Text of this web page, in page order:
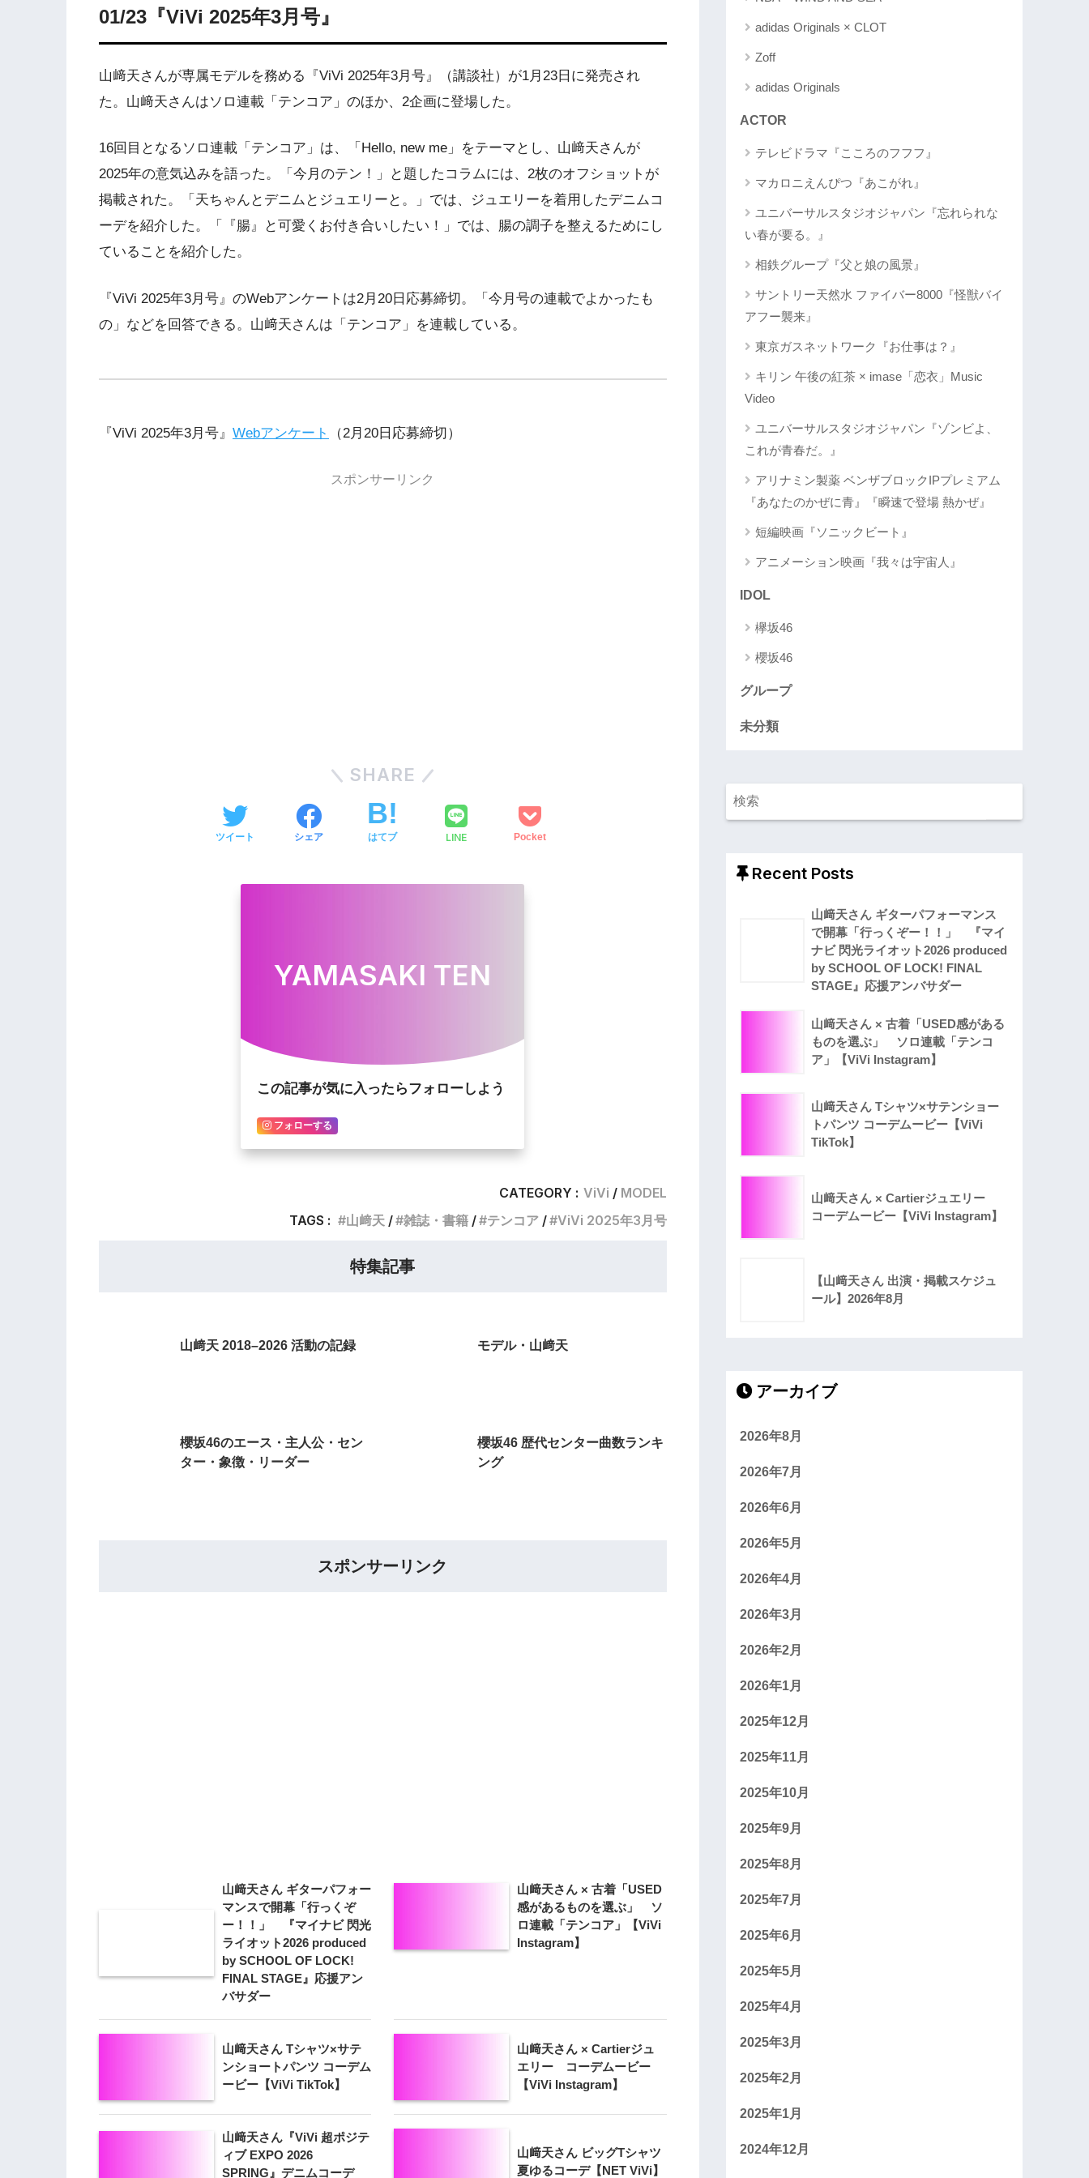
01/23『ViVi 2025年3月号』
山﨑天さんが専属モデルを務める『ViVi 2025年3月号』（講談社）が1月23日に発売され
た。山﨑天さんはソロ連載「テンコア」のほか、2企画に登場した。
16回目となるソロ連載「テンコア」は、「Hello, new me」をテーマとし、山﨑天さんが
2025年の意気込みを語った。「今月のテン！」と題したコラムには、2枚のオフショットが
掲載された。「天ちゃんとデニムとジュエリーと。」では、ジュエリーを着用したデニムコ
ーデを紹介した。「『腸』と可愛くお付き合いしたい！」では、腸の調子を整えるためにし
ていることを紹介した。
『ViVi 2025年3月号』のWebアンケートは2月20日応募締切。「今月号の連載でよかったも
の」などを回答できる。山﨑天さんは「テンコア」を連載している。
『ViVi 2025年3月号』 Webアンケート （2月20日応募締切）
スポンサーリンク
SHARE
ツイート シェア はてブ LINE Pocket
YAMASAKI TEN
この記事が気に入ったらフォローしよう
フォローする
CATEGORY : ViVi
MODEL
TAGS :
山﨑天 雑誌・書籍 テンコア ViVi 2025年3月号
特集記事
山﨑天 2018–2026 活動の記録 モデル・山﨑天
櫻坂46のエース・主人公・セン
ター・象徴・リーダー
櫻坂46 歴代センター曲数ランキ
ング
スポンサーリンク
山﨑天さん ギターパフォー
マンスで開幕「行っくぞ
ー！！」 『マイナビ 閃光
ライオット2026 produced
by SCHOOL OF LOCK!
FINAL STAGE』応援アン
バサダー
山﨑天さん × 古着「USED
感があるものを選ぶ」 ソ
ロ連載「テンコア」【ViVi
Instagram】
山﨑天さん Tシャツ×サテ
ンショートパンツ コーデム
ービー【ViVi TikTok】
山﨑天さん × Cartierジュ
エリー コーデムービー
【ViVi Instagram】
山﨑天さん『ViVi 超ポジテ
ィブ EXPO 2026
SPRING』デニムコーデ
山﨑天さん ビッグTシャツ
夏ゆるコーデ【NET ViVi】
adidas Originals × CLOT
Zoff
adidas Originals
ACTOR
テレビドラマ『こころのフフフ』
マカロニえんぴつ『あこがれ』
ユニバーサルスタジオジャパン『忘れられな
い春が要る。』
相鉄グループ『父と娘の風景』
サントリー天然水 ファイバー8000『怪獣バイ
アフー襲来』
東京ガスネットワーク『お仕事は？』
キリン 午後の紅茶 × imase「恋衣」Music
Video
ユニバーサルスタジオジャパン『ゾンビよ、
これが青春だ。』
アリナミン製薬 ベンザブロックIPプレミアム
『あなたのかぜに青』『瞬速で登場 熱かぜ』
短編映画『ソニックビート』
アニメーション映画『我々は宇宙人』
IDOL
欅坂46
櫻坂46
グループ
未分類
Recent Posts
山﨑天さん ギターパフォーマンス
で開幕「行っくぞー！！」 『マイ
ナビ 閃光ライオット2026 produced
by SCHOOL OF LOCK! FINAL
STAGE』応援アンバサダー
山﨑天さん × 古着「USED感がある
ものを選ぶ」 ソロ連載「テンコ
ア」【ViVi Instagram】
山﨑天さん Tシャツ×サテンショー
トパンツ コーデムービー【ViVi
TikTok】
山﨑天さん × Cartierジュエリー
コーデムービー【ViVi Instagram】
【山﨑天さん 出演・掲載スケジュ
ール】2026年8月
アーカイブ
2026年8月
2026年7月
2026年6月
2026年5月
2026年4月
2026年3月
2026年2月
2026年1月
2025年12月
2025年11月
2025年10月
2025年9月
2025年8月
2025年7月
2025年6月
2025年5月
2025年4月
2025年3月
2025年2月
2025年1月
2024年12月